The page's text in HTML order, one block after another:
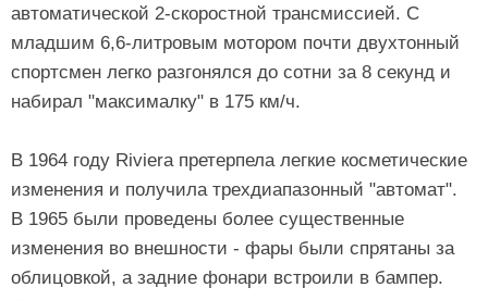
автоматической 2-скоростной трансмиссией. С
младшим 6,6-литровым мотором почти двухтонный
спортсмен легко разгонялся до сотни за 8 секунд и
набирал "максималку" в 175 км/ч.
В 1964 году Riviera претерпела легкие косметические
изменения и получила тpехдиапазонный "автомат".
В 1965 были проведены более существенные
изменения во внешности - фары были спрятаны за
облицовкой, а задние фонари встроили в бампер.